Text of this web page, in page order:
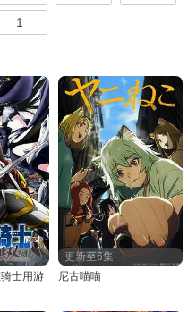
1
士用游
更新至6集
尼古喵喵